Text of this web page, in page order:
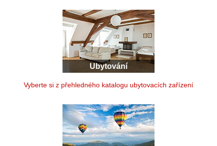
Ubytování
Vyberte si z přehledného katalogu ubytovacích zařízení